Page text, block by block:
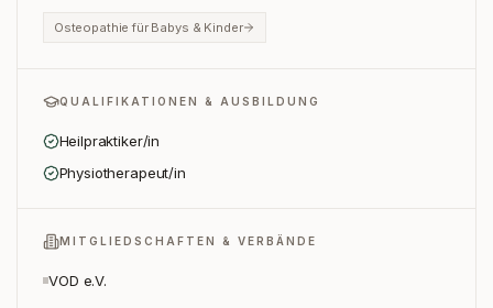
Osteopathie für Babys & Kinder
QUALIFIKATIONEN & AUSBILDUNG
Heilpraktiker/in
Physiotherapeut/in
MITGLIEDSCHAFTEN & VERBÄNDE
VOD e.V.